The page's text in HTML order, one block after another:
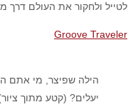
לטייל ולחקור את העולם דרך
Groove Traveler
הילה שפיצר, מי אתם
יעלים? (קטע מתוך